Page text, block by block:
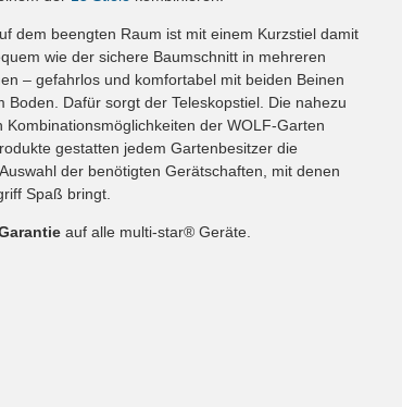
dem beengten Raum ist mit einem Kurzstiel damit
wie der sichere Baumschnitt in mehreren
– gefahrlos und komfortabel mit beiden Beinen
Boden. Dafür sorgt der Teleskopstiel. Die nahezu
Kombinationsmöglichkeiten der WOLF-Garten
gestatten jedem Gartenbesitzer die
der benötigten Gerätschaften, mit denen
Spaß bringt.
auf alle multi-star® Geräte.